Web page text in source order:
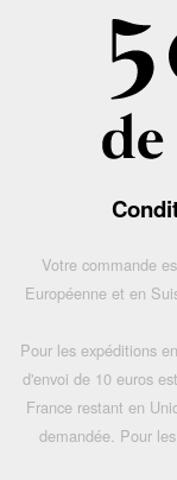
Votre commande
Européenne et en
Pour les expéditions
d'envoi de 10 euros
France restant en
demandée. Pour